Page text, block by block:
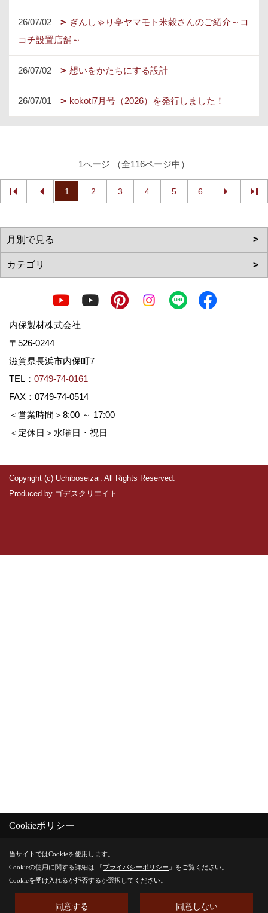
26/07/02
ぎんしゃり亭ヤマモト米穀さんのご紹介～コ
コチ設置店舗～
26/07/02 想いをかたちにする設計
26/07/01 kokoti7月号（2026）を発行しました！
1ページ （全116ページ中）
1 2 3 4 5 6
内保製材株式会社
〒526-0244
滋賀県長浜市内保町7
TEL： 0749-74-0161
FAX：0749-74-0514
＜営業時間＞8:00 ～ 17:00
＜定休日＞水曜日・祝日
Copyright (c) Uchiboseizai. All Rights Reserved.
Produced by ゴデスクリエイト
Cookieポリシー
当サイトではCookieを使用します。
Cookieの使用に関する詳細は 「プライバシーポリシー 」をご覧ください。
Cookieを受け入れるか拒否するか選択してください。
同意する 同意しない